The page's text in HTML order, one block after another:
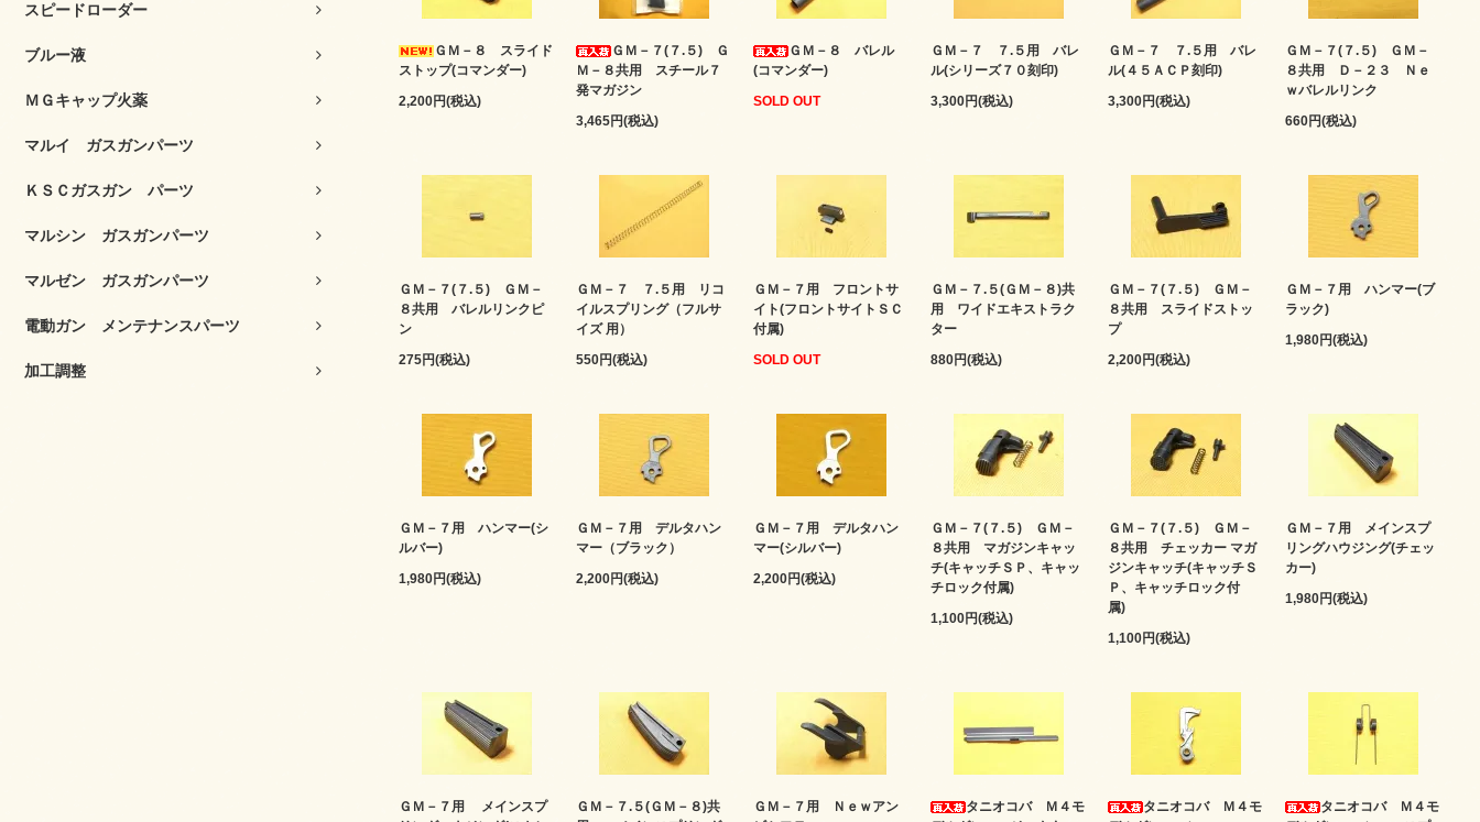
スピードローダー
ブルー液
ＭＧキャップ火薬
マルイ ガスガンパーツ
ＫＳＣガスガン パーツ
マルシン ガスガンパーツ
マルゼン ガスガンパーツ
電動ガン メンテナンスパーツ
加工調整
ＧＭ－８ スライド
ストップ(コマンダー)
2,200円(税込)
ＧＭ－７(７.５) Ｇ
Ｍ－８共用 スチール７
発マガジン
3,465円(税込)
ＧＭ－８ バレル
(コマンダー)
SOLD OUT
ＧＭ－７ ７.５用 バレ
ル(シリーズ７０刻印)
3,300円(税込)
ＧＭ－７ ７.５用 バレ
ル(４５ＡＣＰ刻印)
3,300円(税込)
ＧＭ－７(７.５) ＧＭ－
８共用 Ｄ－２３ Ｎｅ
ｗバレルリンク
660円(税込)
ＧＭ－７(７.５) ＧＭ－
８共用 バレルリンクピ
ン
275円(税込)
ＧＭ－７ ７.５用 リコ
イルスプリング（フルサ
イズ 用）
550円(税込)
ＧＭ－７用 フロントサ
イト(フロントサイトＳＣ
付属)
SOLD OUT
ＧＭ－７.５(ＧＭ－８)共
用 ワイドエキストラク
ター
880円(税込)
ＧＭ－７(７.５) ＧＭ－
８共用 スライドストッ
プ
2,200円(税込)
ＧＭ－７用 ハンマー(ブ
ラック)
1,980円(税込)
ＧＭ－７用 ハンマー(シ
ルバー)
1,980円(税込)
ＧＭ－７用 デルタハン
マー（ブラック）
2,200円(税込)
ＧＭ－７用 デルタハン
マー(シルバー)
2,200円(税込)
ＧＭ－７(７.５) ＧＭ－
８共用 マガジンキャッ
チ(キャッチＳＰ、キャッ
チロック付属)
1,100円(税込)
ＧＭ－７(７.５) ＧＭ－
８共用 チェッカー マガ
ジンキャッチ(キャッチＳ
Ｐ、キャッチロック付
属)
1,100円(税込)
ＧＭ－７用 メインスプ
リングハウジング(チェッ
カー)
1,980円(税込)
ＧＭ－７用 メインスプ
ＧＭ－７.５(ＧＭ－８)共
ＧＭ－７用 Ｎｅｗアン
タニオコバ Ｍ４モ
タニオコバ Ｍ４モ
タニオコバ Ｍ４モ